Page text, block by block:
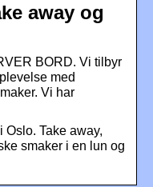
away og
BORD. Vi tilbyr
med
Vi har
Oslo. Take away,
smaker i en lun og